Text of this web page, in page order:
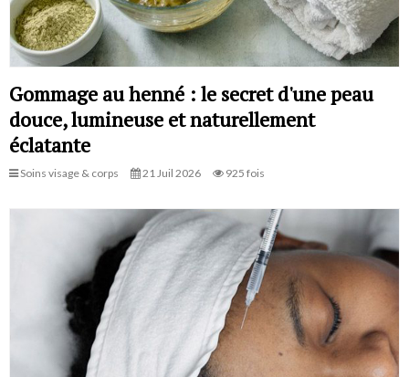
Gommage au henné : le secret d'une peau
douce, lumineuse et naturellement
éclatante
Soins visage & corps 21 Juil 2026 925 fois